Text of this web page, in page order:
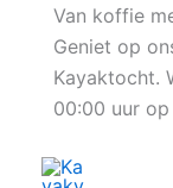
inhoud
Van koffie
Geniet op
Kayaktocht.
00:00 uur